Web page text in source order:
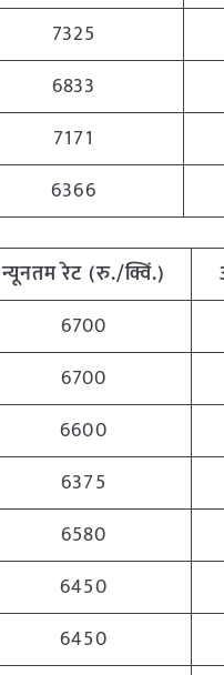
7325
6833
7171
6366
न्यूनतम रेट (रु./क्विं.)
6700
6700
6600
6375
6580
6450
6450